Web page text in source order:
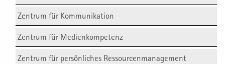
Zentrum für Kommunikation
Zentrum für Medienkompetenz
Zentrum für persönliches Ressourcenmanagement